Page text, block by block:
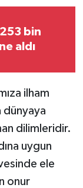
bin
aldı
ilham
dünyaya
dilimleridir.
uygun
ele
onur